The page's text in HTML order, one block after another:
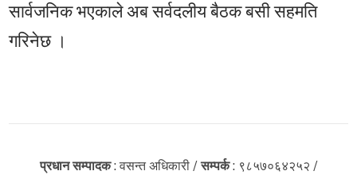
सार्वजनिक भएकाले अब सर्वदलीय बैठक बसी सहमति
गरिनेछ ।
प्रधान सम्पादक: वसन्त अधिकारी /सम्पर्क: ९८५७०६४२५२ /